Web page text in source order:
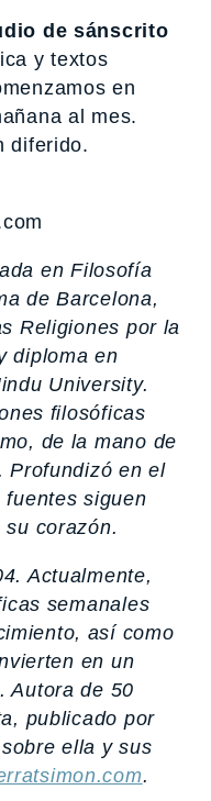
de sánscrito
y textos
en
al mes.
diferido.
en Filosofía
de Barcelona,
Religiones por la
diploma en
University.
filosóficas
de la mano de
Profundizó en el
fuentes siguen
corazón.
Actualmente,
semanales
así como
en un
Autora de 50
, publicado por
ella y sus
.